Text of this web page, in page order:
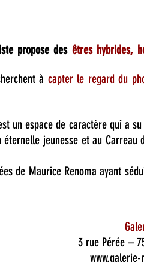
propose des êtres hybrides,
à capter le regard du
un espace de caractère qui a
jeunesse et au Carreau
de Maurice Renoma ayant
3 rue Pérée –